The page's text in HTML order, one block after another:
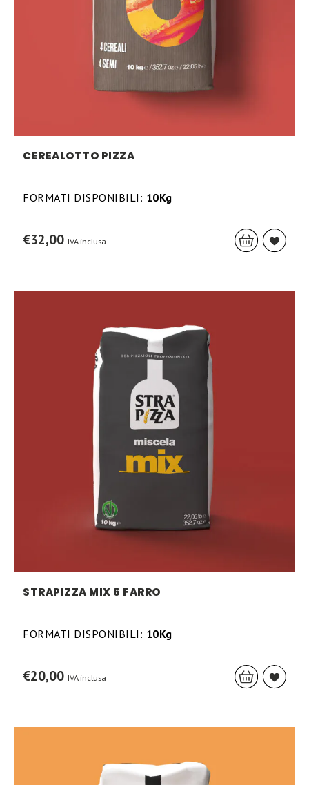
CEREALOTTO PIZZA
FORMATI DISPONIBILI: 10Kg
€32,00 IVA inclusa
STRAPIZZA MIX 6 FARRO
FORMATI DISPONIBILI: 10Kg
€20,00 IVA inclusa